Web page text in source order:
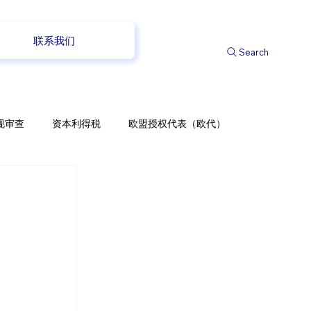
联系我们
Search
审查 资本利得税 欧盟授权代表（欧代）